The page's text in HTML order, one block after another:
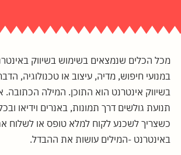
מכל הכלים שנמצאים בשימוש בשיווק
במנועי חיפוש, מדיה, עיצוב או טכנולוגיה,
בשיווק אינטרנט הוא התוכן. המילה
תנועת גולשים דרך תמונות, באנרים וידיאו
כשצריך לשכנע לקוח למלא טופס או לשלוח
באינטרנט -המילים עושות את ההבדל.